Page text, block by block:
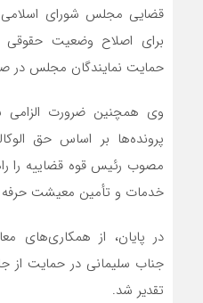
قضایی مجلس شورای
برای اصلاح وضعیت
حمایت نمایندگان مجلس
وی همچنین ضرورت
پرونده‌ها بر اساس حق
مصوب رئیس قوه قضاییه را
خدمات و تأمین معیشت حرفه
در پایان، از همکاری‌های
جناب سلیمانی در حمایت از
تقدیر شد.